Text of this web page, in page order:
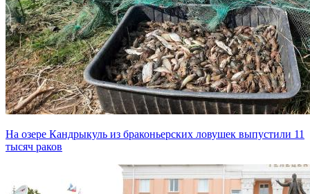
На озере Кандрыкуль из браконьерских ловушек выпустили 11
тысяч раков